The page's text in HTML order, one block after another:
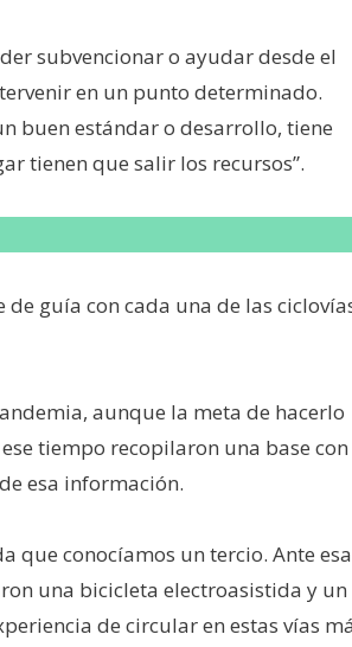
subvencionar o ayudar desde el
en un punto determinado.
buen estándar o desarrollo, tiene
tienen que salir los recursos”.
de guía con cada una de las
aunque la meta de hacerlo
tiempo recopilaron una base con
esa información.
que conocíamos un tercio. Ante esa
una bicicleta electroasistida y un
de circular en estas vías